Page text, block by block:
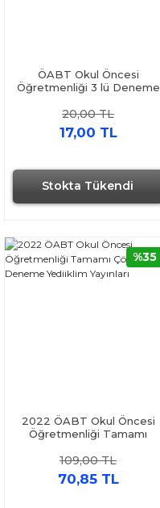
Stokta Tükendi
ÖABT Okul Öncesi
Öğretmenliği 3 lü Deneme
20,00 TL
17,00 TL
2022 ÖABT Okul Öncesi
Öğretmenliği Tamamı
Yediiklim Yayınları
109,00 TL
70,85 TL
%35